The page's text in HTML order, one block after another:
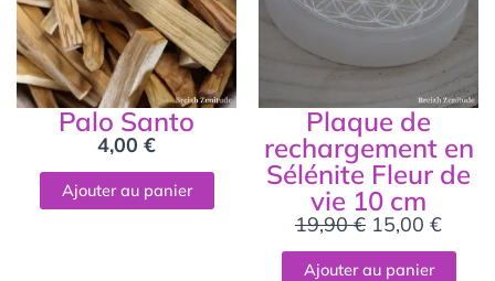
Palo Santo
4,00 €
Ajouter au panier
Plaque de
rechargement en
Sélénite Fleur de
vie 10 cm
19,90€ 15,00 €
Ajouter au panier